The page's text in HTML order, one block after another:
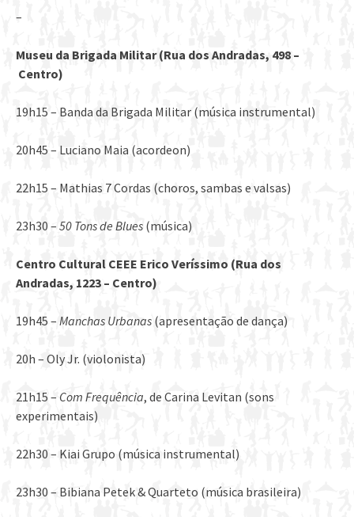
–
Museu da Brigada Militar (Rua dos Andradas, 498 –
Centro)
19h15 – Banda da Brigada Militar (música instrumental)
20h45 – Luciano Maia (acordeon)
22h15 – Mathias 7 Cordas (choros, sambas e valsas)
23h30 – 50 Tons de Blues (música)
Centro Cultural CEEE Erico Veríssimo (Rua dos
Andradas, 1223 – Centro)
19h45 – Manchas Urbanas (apresentação de dança)
20h – Oly Jr. (violonista)
21h15 – Com Frequência, de Carina Levitan (sons
experimentais)
22h30 – Kiai Grupo (música instrumental)
23h30 – Bibiana Petek & Quarteto (música brasileira)